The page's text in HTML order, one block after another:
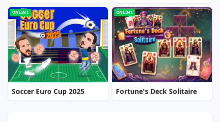
ONLINE
Soccer Euro Cup 2025
ONLINE
Fortune's Deck Solitaire